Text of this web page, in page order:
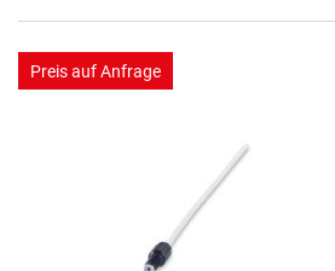
Preis auf Anfrage